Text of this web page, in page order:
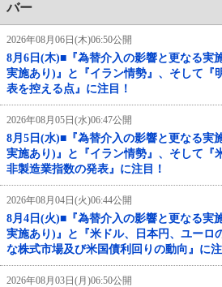
バー
2026年08月06日(木)06:50公開
8月6日(木)■『為替介入の影響と更なる実
実施あり)』と『イラン情勢』、そして『
表を控える点』に注目！
2026年08月05日(水)06:47公開
8月5日(水)■『為替介入の影響と更なる実
実施あり)』と『イラン情勢』、そして『
非製造業指数の発表』に注目！
2026年08月04日(火)06:44公開
8月4日(火)■『為替介入の影響と更なる実
実施あり)』と『米ドル、日本円、ユーロ
な株式市場及び米国債利回りの動向』に注
2026年08月03日(月)06:50公開